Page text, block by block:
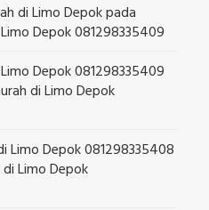
di Limo Depokpada
Depok 081298335409
Depok 081298335409
di Limo Depok
Limo Depok 081298335408
Limo Depok